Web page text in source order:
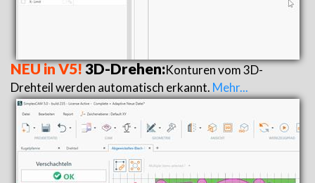
NEU in V5!3D-Drehen:Konturen vom 3D-
Drehteil werden automatisch erkannt. Mehr...